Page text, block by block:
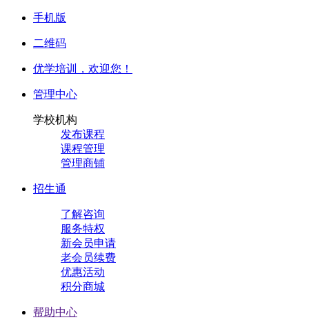
手机版
二维码
优学培训， 欢迎您！
管理中心
学校机构
发布课程
课程管理
管理商铺
招生通
了解咨询
服务特权
新会员申请
老会员续费
优惠活动
积分商城
帮助中心